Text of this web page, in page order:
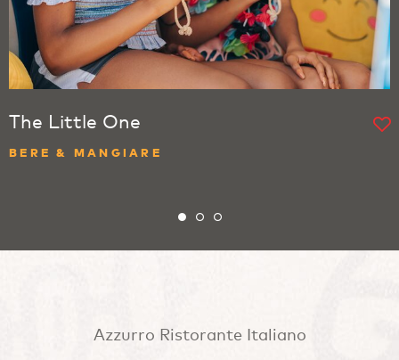
The Little One
BERE & MANGIARE
Azzurro Ristorante Italiano